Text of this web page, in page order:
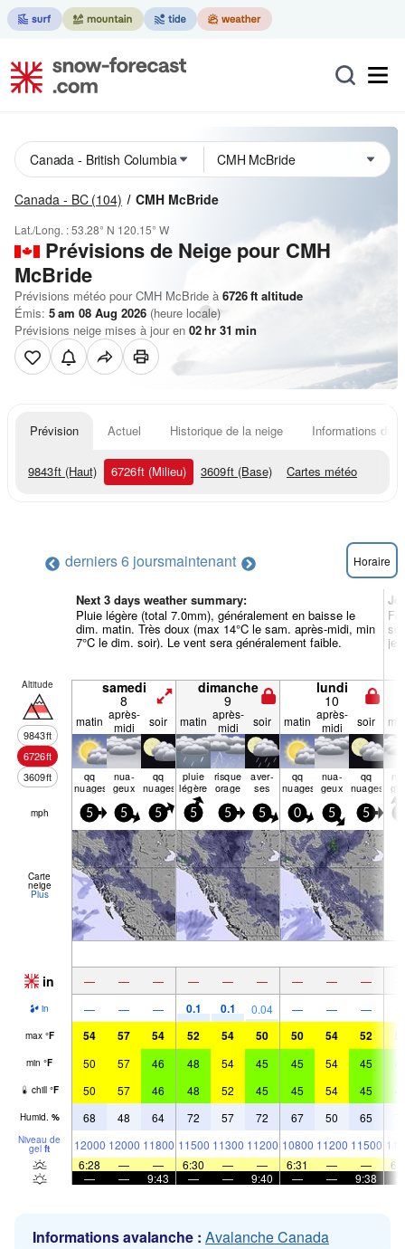
Canada - BC (104) CMH McBride
Lat./Long. :53.28° N 120.15° W
Prévisions de Neige pour CMH
McBride
Prévisions météo pour CMH McBride à 6726ft altitude
Émis: 5 am 08 Aug 2026 (heure locale)
Prévisions neige mises à jour en 02hr 31 min
Prévision Actuel Historique de la neige Informations du
9843ft (Haut) 6726ft (Milieu) 3609ft (Base) Cartes météo
derniers 6 joursmaintenant Horaire
Next 3 days weather summary:
Pluie légère (total 7.0mm), généralement en baisse le
dim. matin. Très doux (max 14°C le sam. après-midi, min
7°C le dim. soir). Le vent sera généralement faible.
Altitude
9843ft
6726ft
3609ft
samedi
8
dimanche
9
lundi
10
matin après-
midi
soir matin après-
midi
soir matin après-
midi
soir
qq
nuages
nua­
geux
qq
nuages
pluie
légère
risque
orage
aver­
ses
qq
nuages
nua­
geux
qq
nuages
mph 5 5 5 5 5 5 0 5 5
Carte
neige
Plus
in — — — — — — — — —
in — — — 0.1 0.1 0.04 — — —
max °F 54 57 54 52 54 50 50 54 52
min °F 50 57 46 48 54 45 45 54 45
chill °F 50 57 46 48 52 45 45 54 45
Humid. % 68 48 64 72 57 72 67 50 65
Niveau de
gel ft 12000 12000 11800 11500 11300 11200 10800 11200 11500
6:28
— — 6:30 — — 6:31 — —
—
— 9:43 — — 9:40 — — 9:38
Informations avalanche : Avalanche Canada